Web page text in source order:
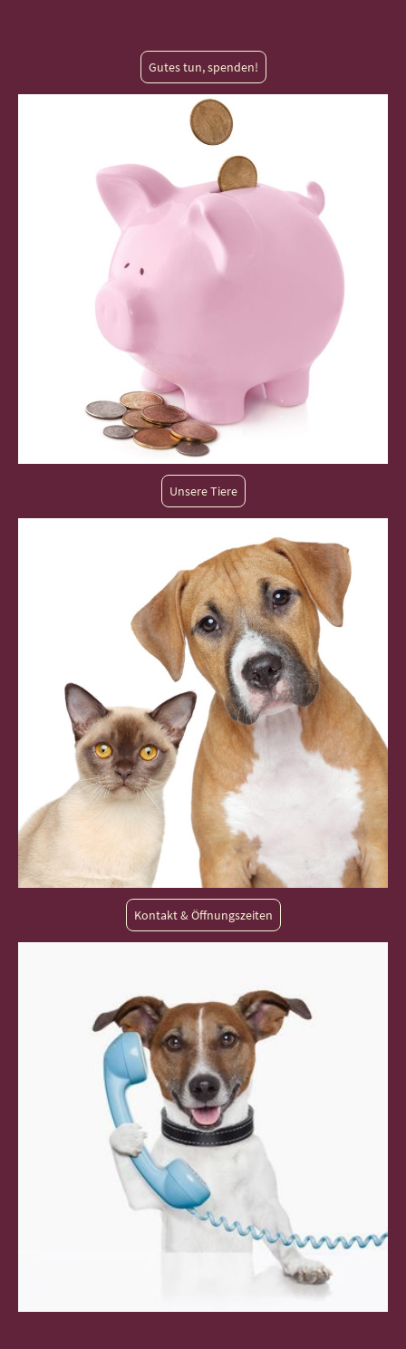
Gutes tun, spenden!
Unsere Tiere
Kontakt & Öffnungszeiten